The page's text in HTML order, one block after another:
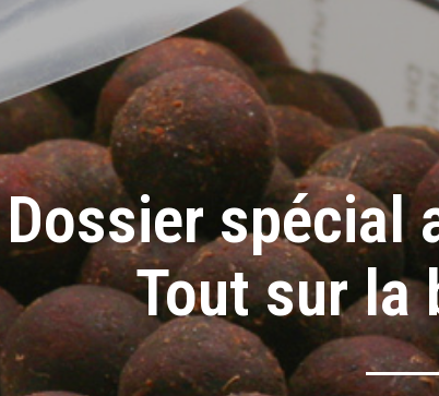
Dossier spécial
Tout sur la